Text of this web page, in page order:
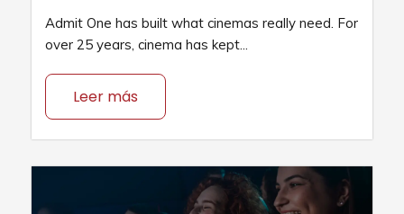
Admit One has built what cinemas really need. For
over 25 years, cinema has kept...
Leer más